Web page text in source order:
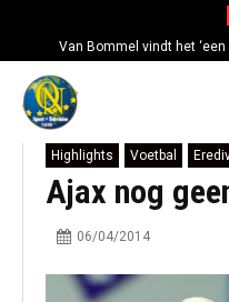
Van Bommel vindt het
Highlights Voetbal
Ajax nog
06/04/2014